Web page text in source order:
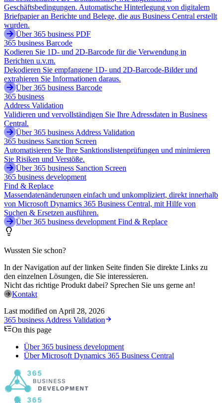
Geschäftsbedingungen. Automatische Hinterlegung von digitalem
Briefpapier an Berichte und Belege, die aus Business Central erstellt
wurden.
Über 365 business PDF
365 business Barcode
Kodieren Sie 1D- und 2D-Barcode für die Verwendung in
Berichten u.v.m.
Dekodieren Sie empfangene 1D- und 2D-Barcode-Bilder und
extrahieren Sie Informationen daraus.
Über 365 business Barcode
365 business
Address Validation
Validieren und vervollständigen Sie Ihre Adressdaten in Business
Central.
Über 365 business Address Validation
365 business Sanction Screen
Automatisieren Sie Ihre Sanktionslistenprüfungen und minimieren
Sie Risiken und Verstöße.
Über 365 business Sanction Screen
365 business development
Find & Replace
Massendatenänderungen einfach und unkompliziert, direkt innerhalb
von Microsoft Dynamics 365 Business Central, mit Hilfe von
Suchen & Ersetzen ausführen.
Über 365 business development Find & Replace
Wussten Sie schon?
In der Navigation auf der linken Seite finden Sie direkte Links zu
den einzelnen Lösungen, die Sie interessieren.
Nicht das richtige Produkt dabei? Sprechen Sie uns gerne an!
Kontakt
Last modified on April 28, 2026
365 business Address Validation
On this page
Über 365 business development
Über Microsoft Dynamics 365 Business Central